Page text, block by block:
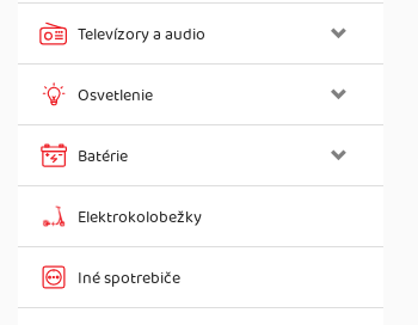
Televízory a audio
Osvetlenie
Batérie
Elektrokolobežky
Iné spotrebiče